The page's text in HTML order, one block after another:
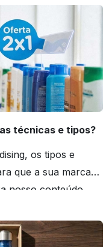
técnicas e tipos?
os tipos e
que a sua marca
nosso conteúdo